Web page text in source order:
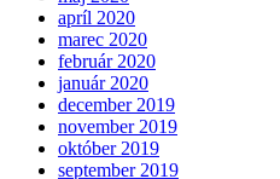
apríl 2020
marec 2020
február 2020
január 2020
december 2019
november 2019
október 2019
september 2019